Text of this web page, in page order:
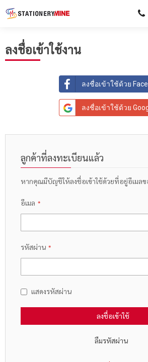
ลงชื่อเข้าใช้งาน
ลงชื่อเข้าใช้ด้วย
ลงชื่อเข้าใช้ด้วย
ลูกค้าที่ลงทะเบียนแล้ว
หากคุณมีบัญชีให้ลงชื่อเข้าใช้ด้วยที่อยู่อีเมล
อีเมล
รหัสผ่าน
แสดงรหัสผ่าน
ลงชื่อเข้าใช้
ลืมรหัสผ่าน